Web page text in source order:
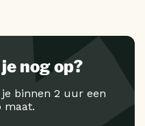
nog op?
binnen 2 uur een
maat.